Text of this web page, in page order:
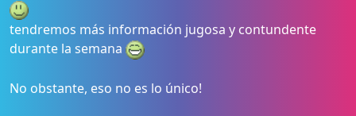
tendremos más información jugosa y contundente
durante la semana
No obstante, eso no es lo único!